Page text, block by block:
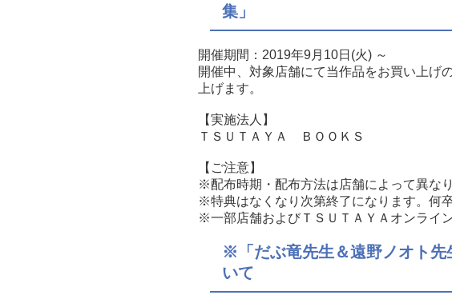
集」
開催期間：2019年9月10日(火) ～
開催中、対象店舗にて当作品をお買い上
上げます。
【実施法人】
ＴＳＵＴＡＹＡ ＢＯＯＫＳ
【ご注意】
※配布時期・配布方法は店舗によって異なり
※特典はなくなり次第終了になります。何
※一部店舗およびＴＳＵＴＡＹＡオンライ
※「だぶ竜先生＆遠野ノオト
いて